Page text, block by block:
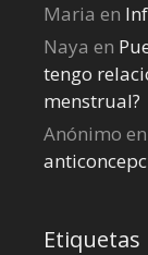
Maria en
Naya en
tengo
menstrual?
Anónimo en
Etiquetas